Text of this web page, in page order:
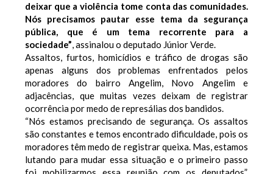
deixar que a violência tome conta das comunidades.
Nós precisamos pautar esse tema da segurança
pública, que é um tema recorrente para a
sociedade”, assinalou o deputado Júnior Verde.
Assaltos, furtos, homicídios e tráfico de drogas são
apenas alguns dos problemas enfrentados pelos
moradores do bairro Angelim, Novo Angelim e
adjacências, que muitas vezes deixam de registrar
ocorrência por medo de represálias dos bandidos.
“Nós estamos precisando de segurança. Os assaltos
são constantes e temos encontrado dificuldade, pois os
moradores têm medo de registrar queixa. Mas, estamos
lutando para mudar essa situação e o primeiro passo